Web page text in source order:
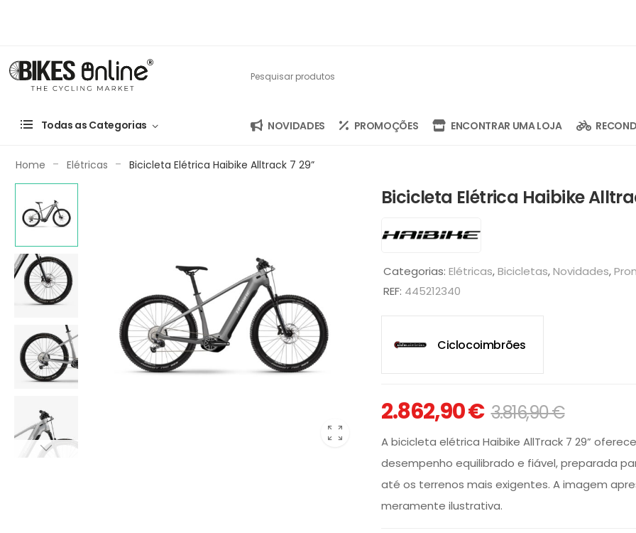
Todas as Categorias NOVIDADES PROMOÇÕES ENCONTRAR UMA LOJA
Home - Elétricas - Bicicleta Elétrica Haibike Alltrack 7 29”
Bicicleta Elétrica Haibike
Categorias: Elétricas,Bicicletas,Novidades,
REF: 445212340
Ciclocoimbrões
2.862,90€ 3.816,90€
A bicicleta elétrica Haibike AllTrack 7 29”
desempenho equilibrado e fiável, preparada
até os terrenos mais exigentes. A imagem
meramente ilustrativa.